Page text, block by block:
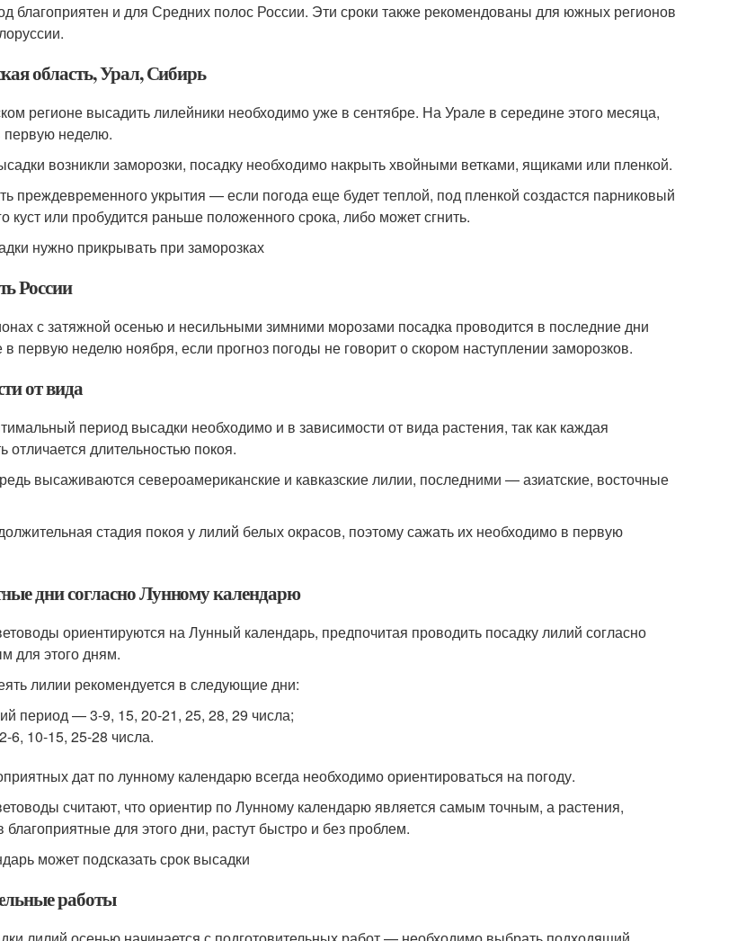
благоприятен и для Средних полос России. Эти сроки также рекомендованы для южных регионов
область, Урал, Сибирь
регионе высадить лилейники необходимо уже в сентябре. На Урале в середине этого месяца,
неделю.
возникли заморозки, посадку необходимо накрыть хвойными ветками, ящиками или пленкой.
преждевременного укрытия — если погода еще будет теплой, под пленкой создастся парниковый
куст или пробудится раньше положенного срока, либо может сгнить.
нужно прикрывать при заморозках
России
с затяжной осенью и несильными зимними морозами посадка проводится в последние дни
в первую неделю ноября, если прогноз погоды не говорит о скором наступлении заморозков.
от вида
период высадки необходимо и в зависимости от вида растения, так как каждая
отличается длительностью покоя.
высаживаются североамериканские и кавказские лилии, последними — азиатские, восточные
стадия покоя у лилий белых окрасов, поэтому сажать их необходимо в первую
дни согласно Лунному календарю
ориентируются на Лунный календарь, предпочитая проводить посадку лилий согласно
для этого дням.
лилии рекомендуется в следующие дни:
период — 3-9, 15, 20-21, 25, 28, 29 числа;
6, 10-15, 25-28 числа.
дат по лунному календарю всегда необходимо ориентироваться на погоду.
считают, что ориентир по Лунному календарю является самым точным, а растения,
для этого дни, растут быстро и без проблем.
может подсказать срок высадки
работы